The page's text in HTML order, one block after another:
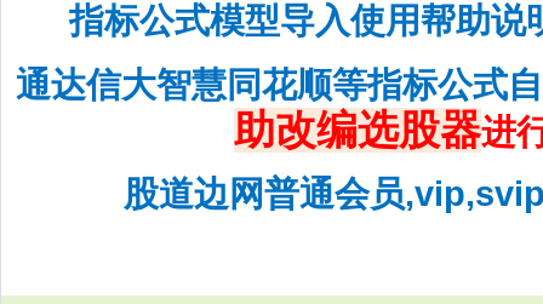
指标公式模型导入使用帮助说
通达信大智慧同花顺等指标公式
助改编选股器进
股道边网普通会员